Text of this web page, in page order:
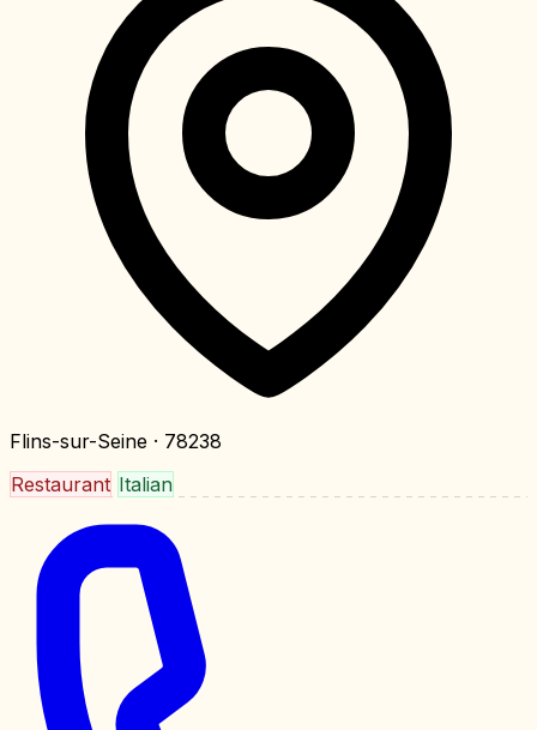
Flins-sur-Seine · 78238
Restaurant Italian